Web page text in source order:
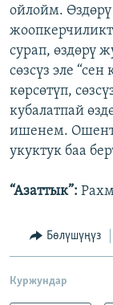
ойлойм.
сурап, өздөрү
сөзсүз эле
көрсөтүп,
кубалатпай
ишенем.
укуктук баа
“Азаттык”:
Бөлүшүңүз
Куржундар